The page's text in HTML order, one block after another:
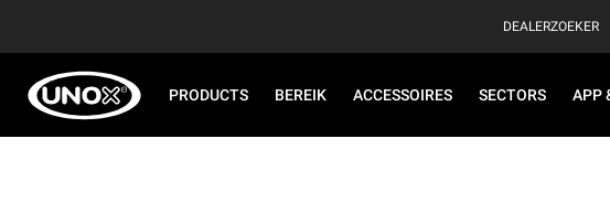
DEALERZOEKER
PRODUCTS BEREIK ACCESSOIRES SECTORS APP